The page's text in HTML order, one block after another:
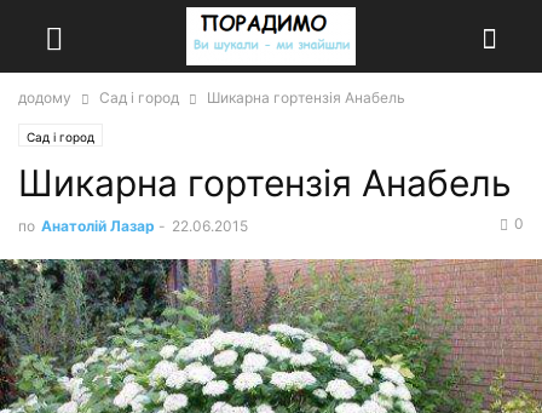
додому Сад і город Шикарна гортензія Анабель
Сад і город
Шикарна гортензія Анабель
по Анатолій Лазар - 22.06.2015 0